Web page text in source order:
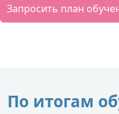
Запросить план
По итогам